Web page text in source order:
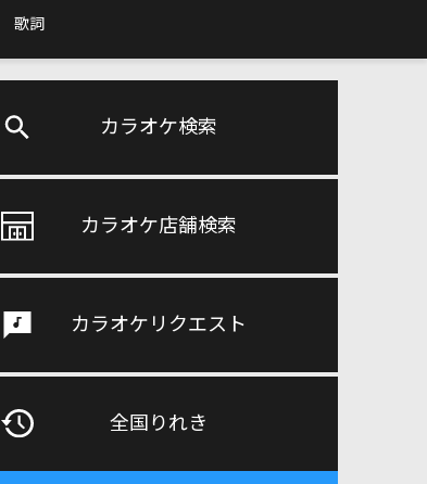
歌詞
カラオケ検索
カラオケ店舗検索
カラオケリクエスト
全国りれき